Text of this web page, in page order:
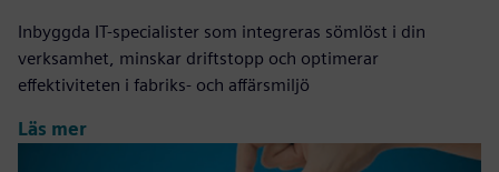
Inbyggda IT-specialister som integreras sömlöst i din
verksamhet, minskar driftstopp och optimerar
effektiviteten i fabriks- och affärsmiljö
Läs mer